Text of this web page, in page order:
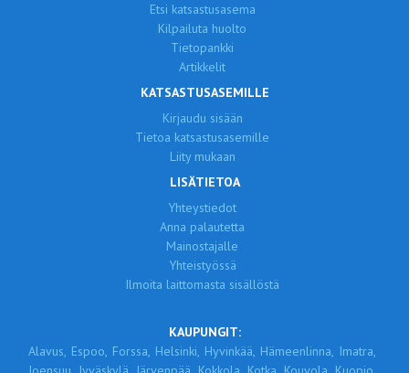
Etsi katsastusasema
Kilpailuta huolto
Tietopankki
Artikkelit
KATSASTUSASEMILLE
Kirjaudu sisään
Tietoa katsastusasemille
Liity mukaan
LISÄTIETOA
Yhteystiedot
Anna palautetta
Mainostajalle
Yhteistyössä
Ilmoita laittomasta sisällöstä
KAUPUNGIT:
Alavus, Espoo, Forssa, Helsinki, Hyvinkää, Hämeenlinna, Imatra,